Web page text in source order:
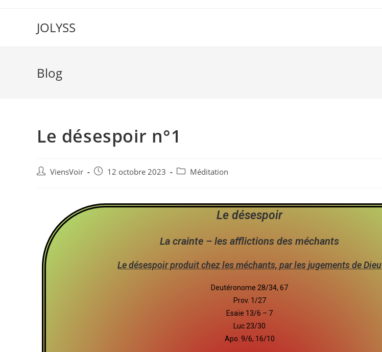
JOLYSS
Blog
Le désespoir n°1
ViensVoir 12 octobre 2023 Méditation
Le désespoir
La crainte – les afflictions des méchants
Le désespoir produit chez les méchants, par les jugements de Dieu
Deutéronome 28/34, 67
Prov. 1/27
Esaïe 13/6 – 7
Luc 23/30
Apo. 9/6, 16/10